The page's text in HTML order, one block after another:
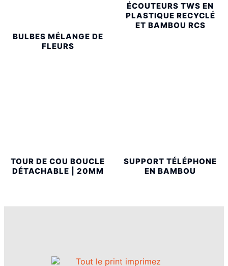
BULBES MÉLANGE DE
FLEURS
ÉCOUTEURS TWS EN
PLASTIQUE RECYCLÉ
ET BAMBOU RCS
TOUR DE COU BOUCLE
DÉTACHABLE | 20MM
SUPPORT TÉLÉPHONE
EN BAMBOU